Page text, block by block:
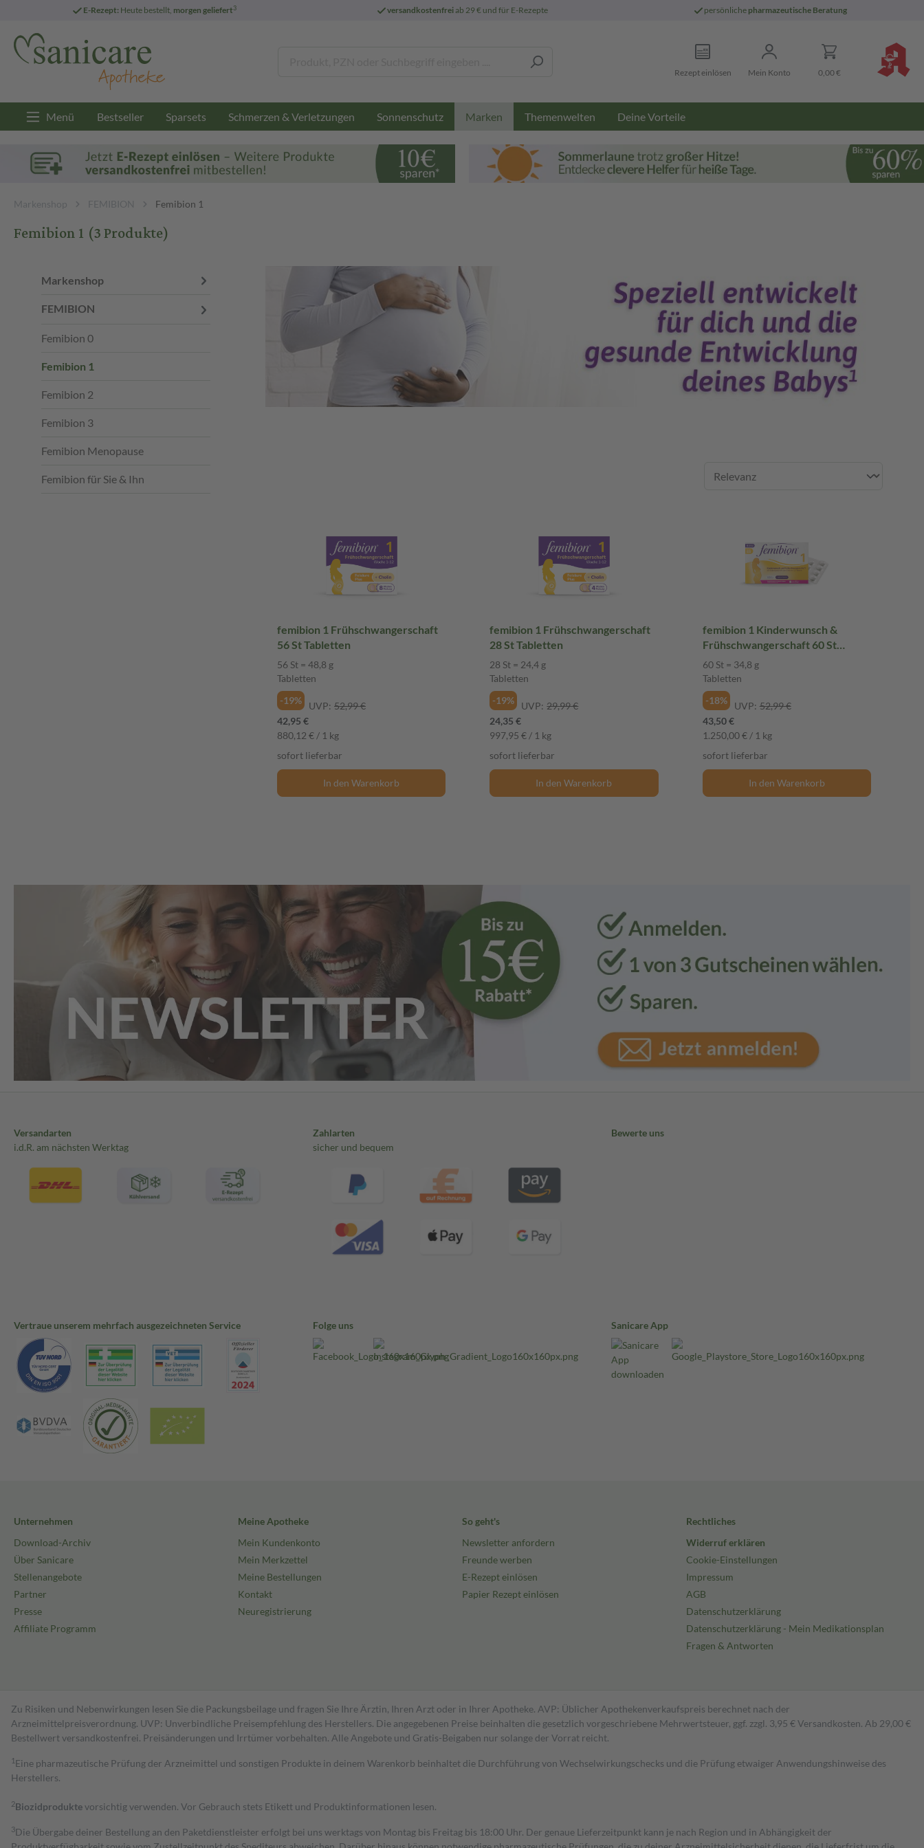
E-Rezept: Heute bestellt, morgen geliefert3 versandkostenfreiab 29 € und für E-Rezepte persönliche pharmazeutische Beratung
Rezept einlösen Mein Konto 0,00 €
Menü Bestseller Sparsets Schmerzen & Verletzungen Sonnenschutz Marken Themenwelten Deine Vorteile
Markenshop FEMIBION Femibion 1
Femibion 1 (3 Produkte)
Markenshop
FEMIBION
Femibion 0
Femibion 1
Femibion 2
Femibion 3
Femibion Menopause
Femibion für Sie & Ihn
femibion 1 Frühschwangerschaft
56 St Tabletten
56 St = 48,8 g
Tabletten
-19%
UVP: 52,99 €
42,95 €
880,12 € / 1 kg
sofort lieferbar
In den Warenkorb
femibion 1 Frühschwangerschaft
28 St Tabletten
28 St = 24,4 g
Tabletten
-19%
UVP: 29,99 €
24,35 €
997,95 € / 1 kg
sofort lieferbar
In den Warenkorb
femibion 1 Kinderwunsch &
Frühschwangerschaft 60 St
Tabletten
60 St = 34,8 g
Tabletten
-18%
UVP: 52,99 €
43,50 €
1.250,00 € / 1 kg
sofort lieferbar
In den Warenkorb
Versandarten
i.d.R. am nächsten Werktag
Zahlarten
sicher und bequem
Bewerte uns
Vertraue unserem mehrfach ausgezeichneten Service Folge uns Sanicare App
Unternehmen
Download-Archiv
Über Sanicare
Stellenangebote
Partner
Presse
Affiliate Programm
Meine Apotheke
Mein Kundenkonto
Mein Merkzettel
Meine Bestellungen
Kontakt
Neuregistrierung
So geht's
Newsletter anfordern
Freunde werben
E-Rezept einlösen
Papier Rezept einlösen
Rechtliches
Widerruf erklären
Cookie-Einstellungen
Impressum
AGB
Datenschutzerklärung
Datenschutzerklärung - Mein Medikationsplan
Fragen & Antworten
Zu Risiken und Nebenwirkungen lesen Sie die Packungsbeilage und fragen Sie Ihre Ärztin, Ihren Arzt oder in Ihrer Apotheke. AVP: Üblicher Apothekenverkaufspreis berechnet nach der
Arzneimittelpreisverordnung. UVP: Unverbindliche Preisempfehlung des Herstellers. Die angegebenen Preise beinhalten die gesetzlich vorgeschriebene Mehrwertsteuer, ggf. zzgl. 3,95 € Versandkosten. Ab 29,00 €
Bestell­wert versand­kosten­frei. Preisänderungen und Irrtümer vorbehalten. Alle Angebote und Gratis-Beigaben nur solange der Vorrat reicht.
1 Eine pharmazeutische Prüfung der Arzneimittel und sonstigen Produkte in deinem Warenkorb beinhaltet die Durchführung von Wechselwirkungschecks und die Prüfung etwaiger Anwendungshinweise des
Herstellers.
2Biozidproduktevorsichtig verwenden. Vor Gebrauch stets Etikett und Produktinformationen lesen.
3Die Übergabe deiner Bestellung an den Paketdienstleister erfolgt bei uns werktags von Montag bis Freitag bis 18:00 Uhr. Der genaue Lieferzeitpunkt kann je nach Region und in Abhängigkeit der